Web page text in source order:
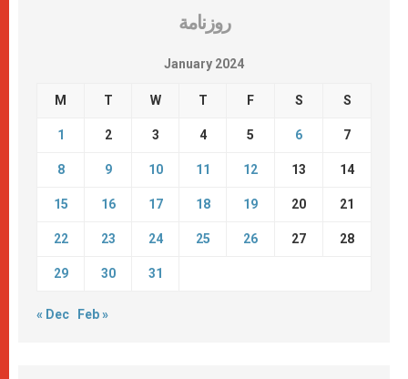
روزنامة
January 2024
M T W T F S S
1 2 3 4 5 6 7
8 9 10 11 12 13 14
15 16 17 18 19 20 21
22 23 24 25 26 27 28
29 30 31
« Dec Feb »